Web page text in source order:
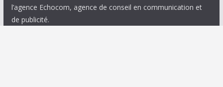
l’agence Echocom, agence de conseil en communication et
de publicité.